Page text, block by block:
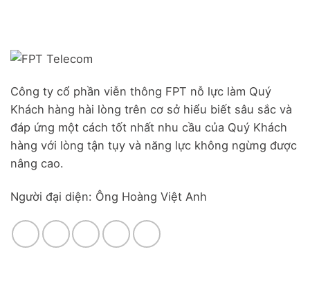
Công ty cổ phần viễn thông FPT nỗ lực làm Quý
Khách hàng hài lòng trên cơ sở hiểu biết sâu sắc và
đáp ứng một cách tốt nhất nhu cầu của Quý Khách
hàng với lòng tận tụy và năng lực không ngừng được
nâng cao.
Người đại diện: Ông Hoàng Việt Anh